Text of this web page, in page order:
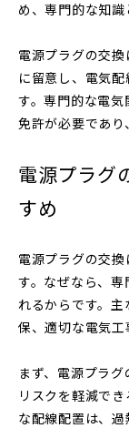
め、専門的な知識
電源プラグの交
に留意し、電気
す。専門的な電
免許が必要であり
電源プラグ
すめ
電源プラグの交
す。なぜなら、
れるからです。
保、適切な電気工
まず、電源プラ
リスクを軽減で
な配線配置は、